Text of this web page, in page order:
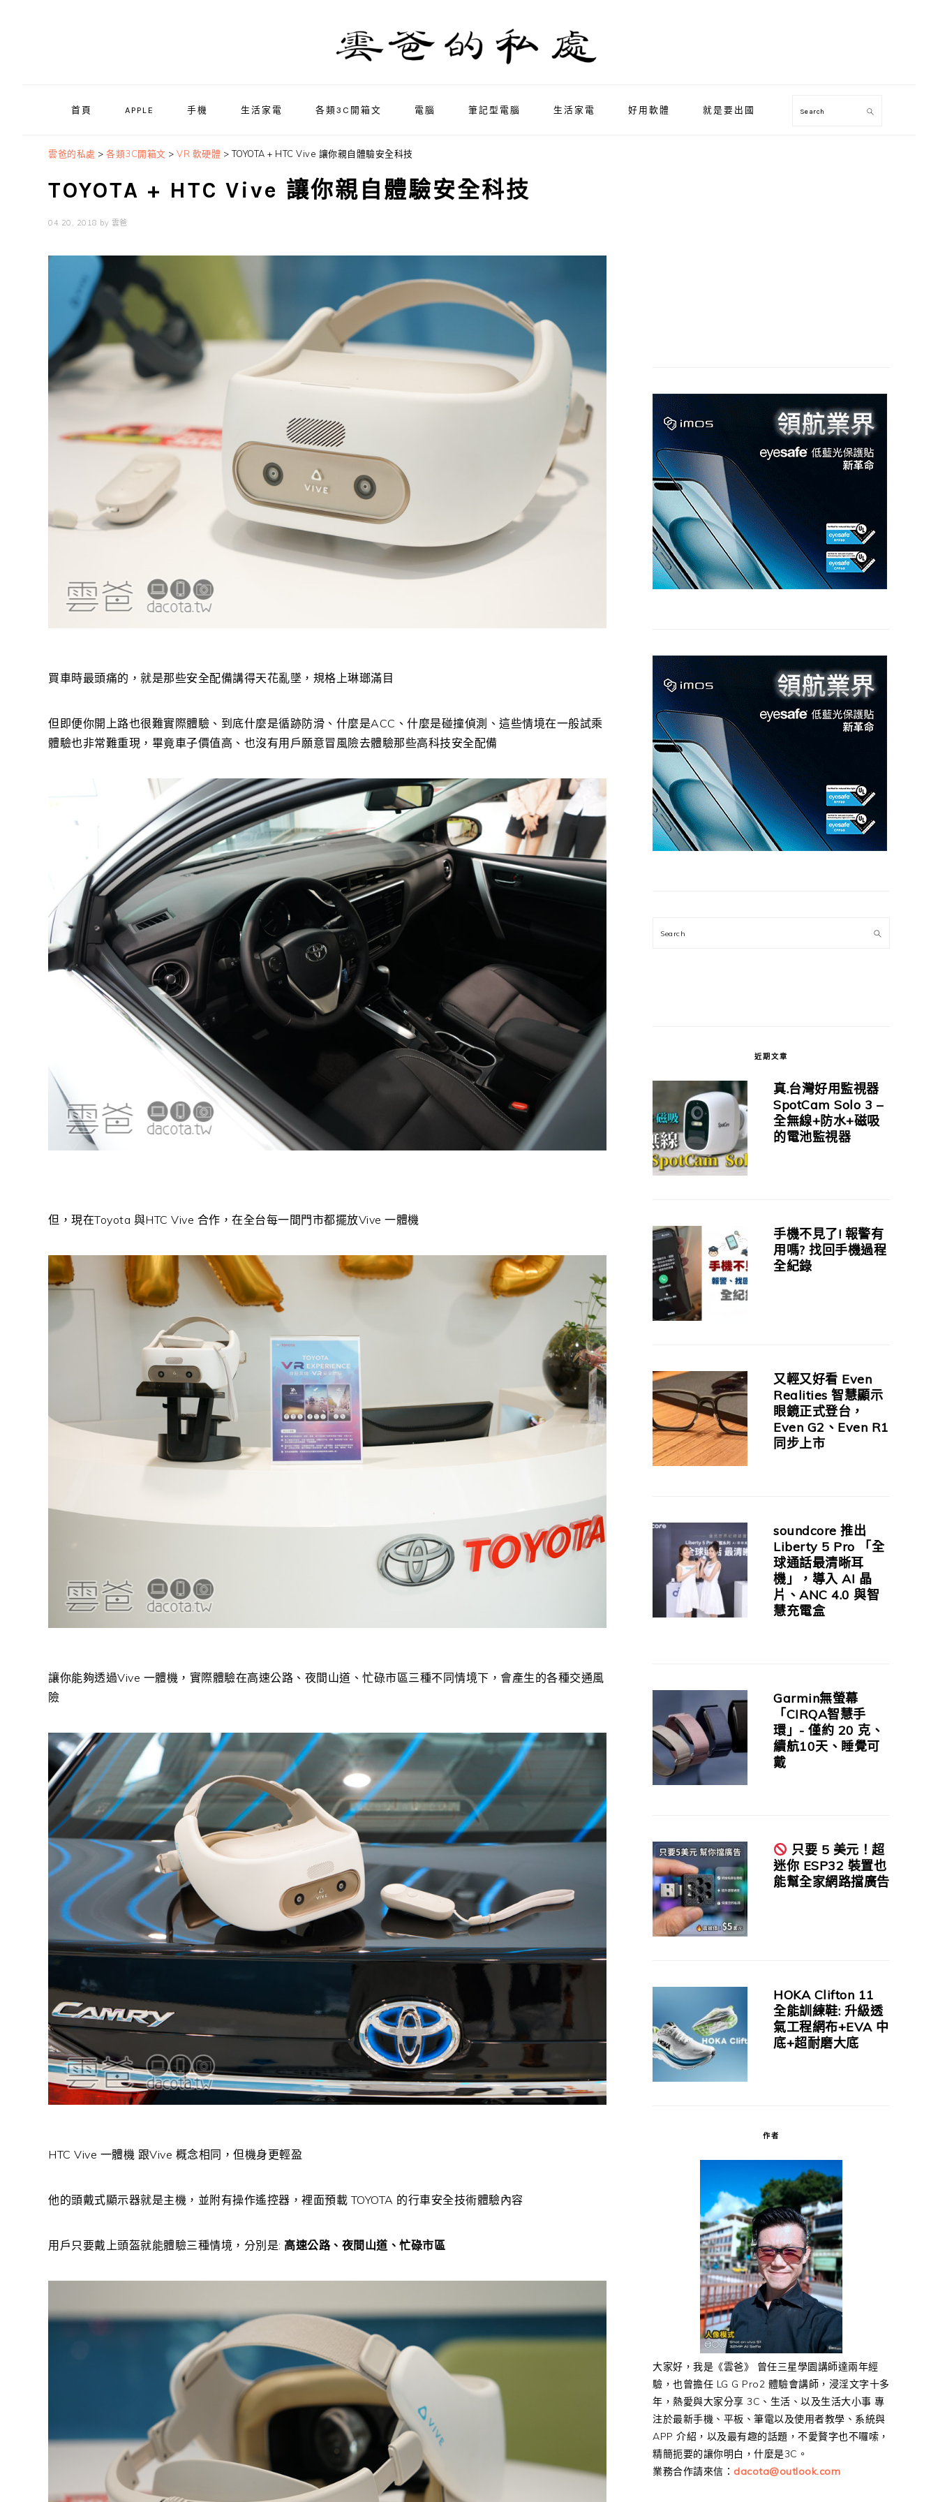
首頁 APPLE 手機 生活家電 各類3C開箱文 電腦 筆記型電腦 生活家電 好用軟體 就是要出國 Search
雲爸的私處 > 各類3C開箱文 > VR 軟硬體 >TOYOTA + HTC Vive 讓你親自體驗安全科技
TOYOTA + HTC Vive 讓你親自體驗安全科技
04 20, 2018 by 雲爸
買車時最頭痛的，就是那些安全配備講得天花亂墜，規格上琳瑯滿目
但即便你開上路也很難實際體驗、到底什麼是循跡防滑、什麼是ACC、什麼是碰撞偵測、這些情境在一般試乘
體驗也非常難重現，畢竟車子價值高、也沒有用戶願意冒風險去體驗那些高科技安全配備
但，現在Toyota 與HTC Vive 合作，在全台每一間門市都擺放Vive 一體機
讓你能夠透過Vive 一體機，實際體驗在高速公路、夜間山道、忙碌市區三種不同情境下，會產生的各種交通風
險
HTC Vive 一體機 跟Vive 概念相同，但機身更輕盈
他的頭戴式顯示器就是主機，並附有操作遙控器，裡面預載 TOYOTA 的行車安全技術體驗內容
用戶只要戴上頭盔就能體驗三種情境，分別是: 高速公路、夜間山道、忙碌市區
Search
近期文章
真.台灣好用監視器
SpotCam Solo 3 –
全無線+防水+磁吸
的電池監視器
手機不見了! 報警有
用嗎? 找回手機過程
全紀錄
又輕又好看 Even
Realities 智慧顯示
眼鏡正式登台，
Even G2、Even R1
同步上市
soundcore 推出
Liberty 5 Pro 「全
球通話最清晰耳
機」，導入 AI 晶
片、ANC 4.0 與智
慧充電盒
Garmin無螢幕
「CIRQA智慧手
環」- 僅約 20 克、
續航10天、睡覺可
戴
只要 5 美元！超
迷你 ESP32 裝置也
能幫全家網路擋廣告
HOKA Clifton 11
全能訓練鞋: 升級透
氣工程網布+EVA 中
底+超耐磨大底
作者
大家好，我是《雲爸》 曾任三星學園講師達兩年經
驗，也曾擔任 LG G Pro2 體驗會講師，浸淫文字十多
年，熱愛與大家分享 3C、生活、以及生活大小事 專
注於最新手機、平板、筆電以及使用者教學、系統與
APP 介紹，以及最有趣的話題，不愛贅字也不囉嗦，
精簡扼要的讓你明白，什麼是3C。
業務合作請來信： dacota@outlook.com